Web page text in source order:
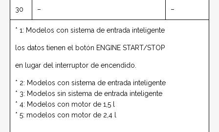
30 – –
* 1: Modelos con sistema de entrada inteligente
los datos tienen el botón ENGINE START/STOP
en lugar del interruptor de encendido.
* 2: Modelos con sistema de entrada inteligente
* 3: Modelos sin sistema de entrada inteligente
* 4: Modelos con motor de 1,5 l
* 5: modelos con motor de 2,4 l